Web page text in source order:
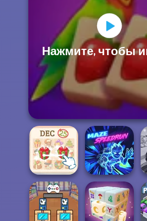
Нажмите, чтобы
KrisMas Mahjong
Maze Speedrun